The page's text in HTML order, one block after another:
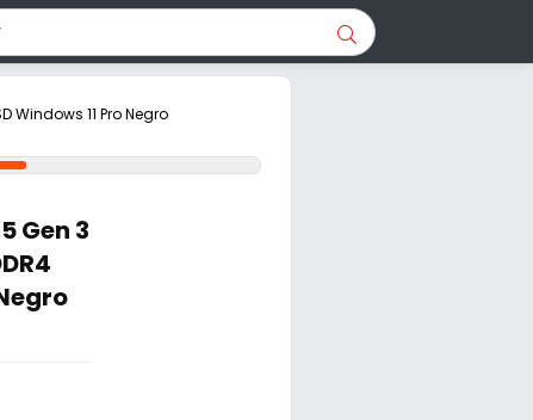
Windows 11 Pro Negro
Gen 3